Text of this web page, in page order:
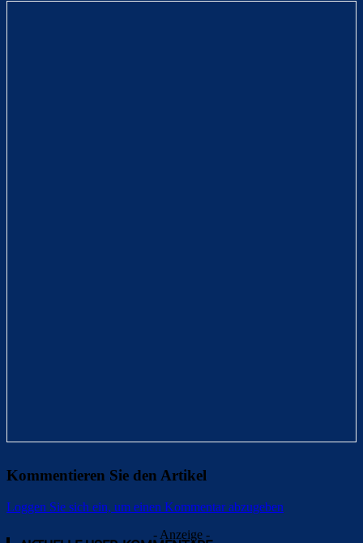
Kommentieren Sie den Artikel
Loggen Sie sich ein, um einen Kommentar abzugeben